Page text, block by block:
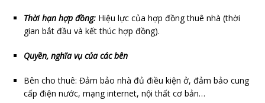
Thời hạn hợp đồng: Hiệu lực của hợp đồng thuê nhà (thời
gian bắt đầu và kết thúc hợp đồng).
Quyền, nghĩa vụ của các bên
Bên cho thuê: Đảm bảo nhà đủ điều kiện ở, đảm bảo cung
cấp điện nước, mạng internet, nội thất cơ bản…